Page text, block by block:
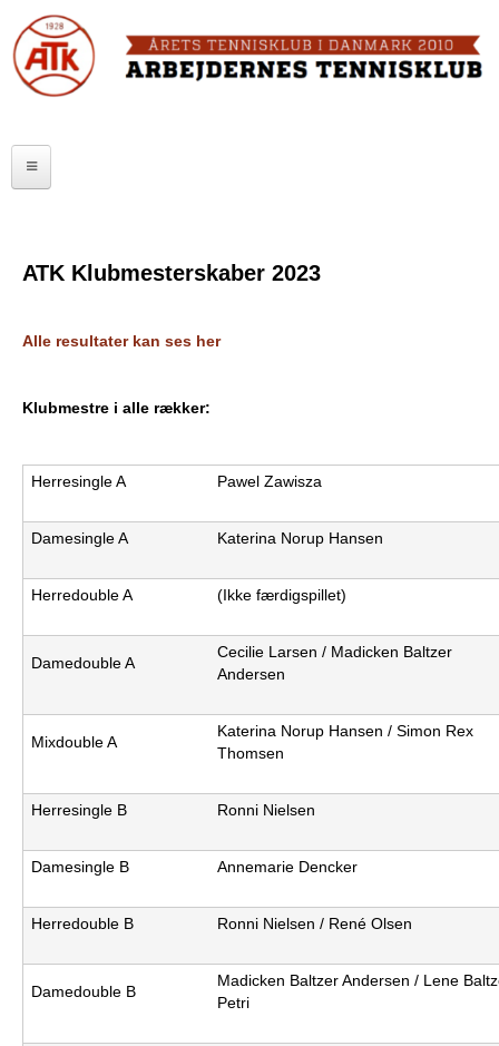
to
main
e
d
e
s
n
s
FORSIDE
ATK HALLEN
MOTIONISTER
MAKKERBØRS
PADEL I ATK
ATK Klubmesterskaber 2023
Alle resultater kan ses her
Klubmestre i alle rækker:
Herresingle A Pawel Zawisza
Damesingle A Katerina Norup Hansen
Herredouble A (Ikke færdigspillet)
Damedouble A
Cecilie Larsen / Madicken Baltzer
Andersen
Mixdouble A
Katerina Norup Hansen / Simon Rex
Thomsen
Herresingle B Ronni Nielsen
Damesingle B Annemarie Dencker
Herredouble B Ronni Nielsen / René Olsen
Damedouble B
Madicken Baltzer Andersen / Lene
Petri